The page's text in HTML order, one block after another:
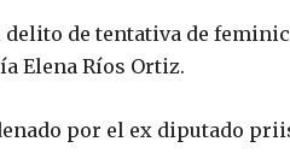
delito de tentativa de
Elena Ríos Ortiz.
por el ex diputado